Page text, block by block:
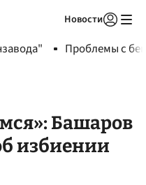
Новости
Проблемы с
Башаров
избиении